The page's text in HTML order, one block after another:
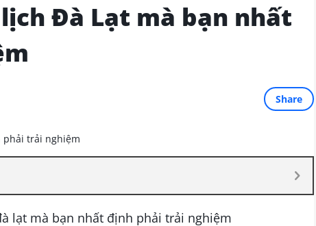
Đà Lạt mà bạn nhất
Share